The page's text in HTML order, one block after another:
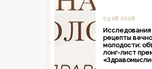
03.08.2026
Исследования
рецепты
молодости:
лонг-лист